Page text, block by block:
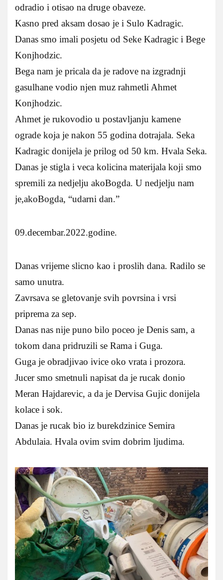
odradio i otisao na druge obaveze.
Kasno pred aksam dosao je i Sulo Kadragic.
Danas smo imali posjetu od Seke Kadragic i Bege
Konjhodzic.
Bega nam je pricala da je radove na izgradnji
gasulhane vodio njen muz rahmetli Ahmet
Konjhodzic.
Ahmet je rukovodio u postavljanju kamene
ograde koja je nakon 55 godina dotrajala. Seka
Kadragic donijela je prilog od 50 km. Hvala Seka.
Danas je stigla i veca kolicina materijala koji smo
spremili za nedjelju akoBogda. U nedjelju nam
je,akoBogda, “udarni dan.”
09.decembar.2022.godine.
Danas vrijeme slicno kao i proslih dana. Radilo se
samo unutra.
Zavrsava se gletovanje svih povrsina i vrsi
priprema za sep.
Danas nas nije puno bilo poceo je Denis sam, a
tokom dana pridruzili se Rama i Guga.
Guga je obradjivao ivice oko vrata i prozora.
Jucer smo smetnuli napisat da je rucak donio
Meran Hajdarevic, a da je Dervisa Gujic donijela
kolace i sok.
Danas je rucak bio iz burekdzinice Semira
Abdulaia. Hvala ovim svim dobrim ljudima.